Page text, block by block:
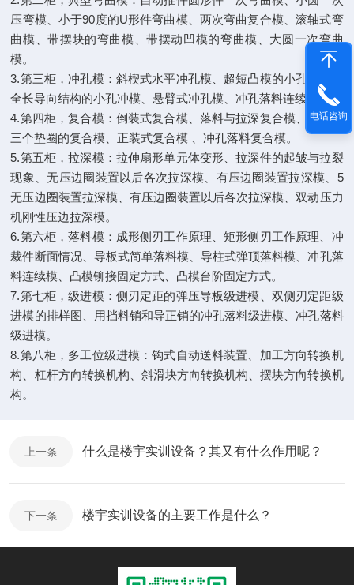
压弯模、小于90度的U形件弯曲模、两次弯曲复合模、滚轴式弯
曲模、带摆块的弯曲模、带摆动凹模的弯曲模、大圆一次弯曲
模。
3.第三柜，冲孔模：斜楔式水平冲孔模、超短凸模的小孔冲模、
全长导向结构的小孔冲模、悬臂式冲孔模、冲孔落料连续模。
4.第四柜，复合模：倒装式复合模、落料与拉深复合模、同时冲
三个垫圈的复合模、正装式复合模 、冲孔落料复合模。
5.第五柜，拉深模：拉伸扇形单元体变形、拉深件的起皱与拉裂
现象、无压边圈装置以后各次拉深模、有压边圈装置拉深模、5
无压边圈装置拉深模、有压边圈装置以后各次拉深模、双动压力
机刚性压边拉深模。
6.第六柜，落料模：成形侧刃工作原理、矩形侧刃工作原理、冲
裁件断面情况、导板式简单落料模、导柱式弹顶落料模、冲孔落
料连续模、凸模铆接固定方式、凸模台阶固定方式。
7.第七柜，级进模：侧刃定距的弹压导板级进模、双侧刃定距级
进模的排样图、用挡料销和导正销的冲孔落料级进模、冲孔落料
级进模。
8.第八柜，多工位级进模：钩式自动送料装置、加工方向转换机
构、杠杆方向转换机构、斜滑块方向转换机构、摆块方向转换机
构。
上一条 什么是楼宇实训设备？其又有什么作用呢？
下一条 楼宇实训设备的主要工作是什么？
电话咨询